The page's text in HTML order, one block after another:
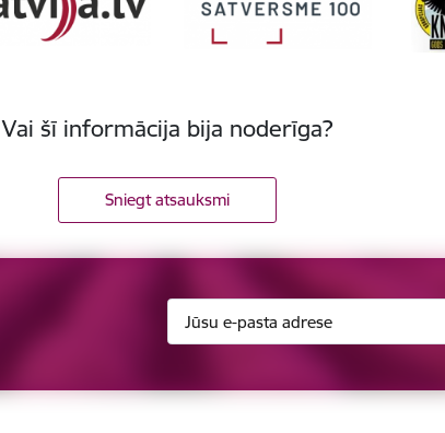
Vai šī informācija bija noderīga?
Sniegt atsauksmi